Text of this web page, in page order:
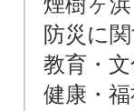
防災に
教育・
健康・